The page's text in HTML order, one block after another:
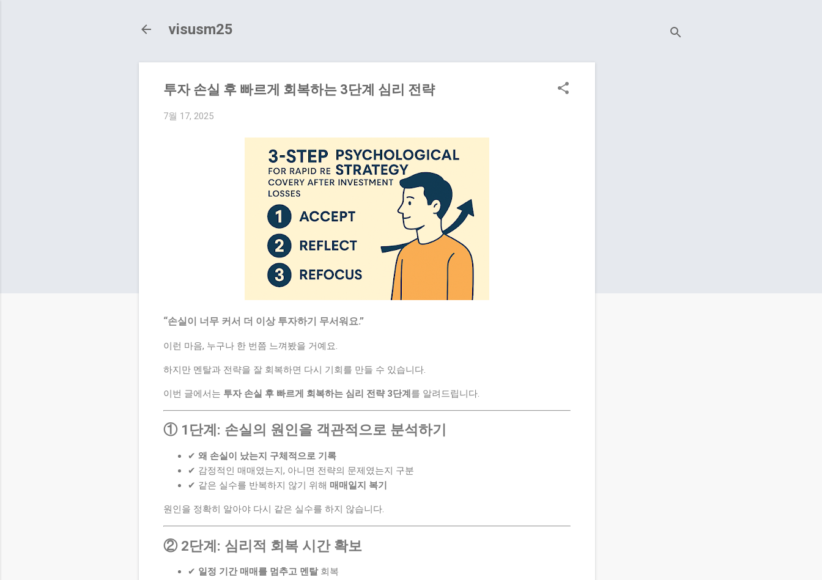
visusm25
투자 손실 후 빠르게 회복하는 3단계 심리 전략
7월 17, 2025
“손실이 너무 커서 더 이상 투자하기 무서워요.”
이런 마음, 누구나 한 번쯤 느껴봤을 거예요.
하지만 멘탈과 전략을 잘 회복하면 다시 기회를 만들 수 있습니다.
이번 글에서는 투자 손실 후 빠르게 회복하는 심리 전략 3단계 를 알려드립니다.
① 1단계: 손실의 원인을 객관적으로 분석하기
✔ 왜 손실이 났는지 구체적으로 기록
✔ 감정적인 매매였는지, 아니면 전략의 문제였는지 구분
✔ 같은 실수를 반복하지 않기 위해 매매일지 복기
원인을 정확히 알아야 다시 같은 실수를 하지 않습니다.
② 2단계: 심리적 회복 시간 확보
✔ 일정 기간 매매를 멈추고 멘탈회복